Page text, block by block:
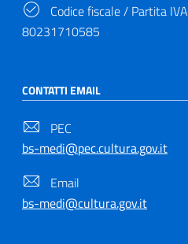
Codice fiscale / Partita IVA
80231710585
CONTATTI EMAIL
PEC
bs-medi@pec.cultura.gov.it
Email
bs-medi@cultura.gov.it